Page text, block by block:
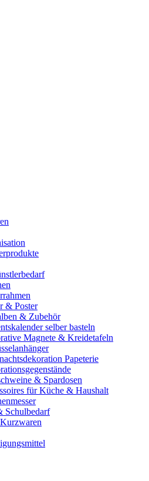
& Poster
& Zubehör
selber basteln
Magnete & Kreidetafeln
Papeterie
& Spardosen
für Küche & Haushalt
Schulbedarf